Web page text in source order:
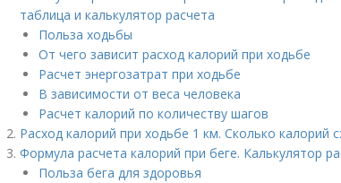
таблица и калькулятор расчета
Польза ходьбы
От чего зависит расход калорий при ходьбе
Расчет энергозатрат при ходьбе
В зависимости от веса человека
Расчет калорий по количеству шагов
Расход калорий при ходьбе 1 км. Сколько калорий
Формула расчета калорий при беге. Калькулятор
Польза бега для здоровья